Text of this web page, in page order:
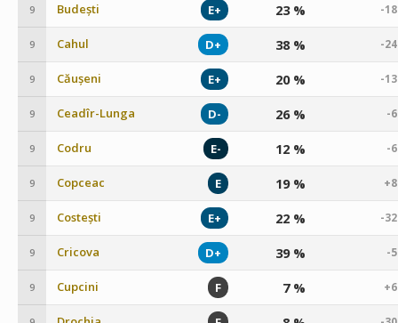
9 Budești E+ 23 % -
9 Cahul D+ 38 % -
9 Căușeni E+ 20 % -
9 Ceadîr-Lunga D- 26 % -
9 Codru E- 12 % -
9 Copceac E 19 %
9 Costești E+ 22 % -
9 Cricova D+ 39 % -
9 Cupcini F 7 %